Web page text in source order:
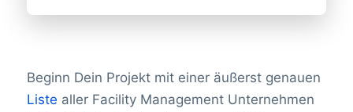
Beginn Dein Projekt mit einer äußerst genauen
Liste aller Facility Management Unternehmen